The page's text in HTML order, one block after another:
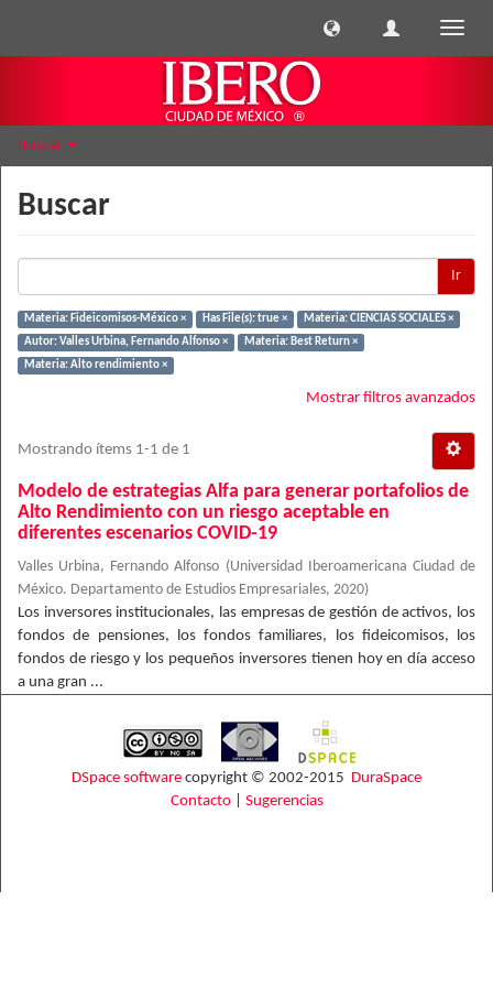
Buscar
Buscar
Ir
Materia: Fideicomisos-México × Has File(s): true ×
Materia: CIENCIAS SOCIALES ×
Autor: Valles Urbina, Fernando Alfonso ×
Materia: Best Return ×
Materia: Alto rendimiento ×
Mostrar filtros avanzados
Mostrando ítems 1-1 de 1
Modelo de estrategias Alfa para generar portafolios de
Alto Rendimiento con un riesgo aceptable en
diferentes escenarios COVID-19
Valles Urbina, Fernando Alfonso (Universidad Iberoamericana Ciudad de
México. Departamento de Estudios Empresariales, 2020)
Los inversores institucionales, las empresas de gestión de activos, los
fondos de pensiones, los fondos familiares, los fideicomisos, los
fondos de riesgo y los pequeños inversores tienen hoy en día acceso
a una gran ...
DSpace software copyright © 2002-2015 DuraSpace
Contacto| Sugerencias